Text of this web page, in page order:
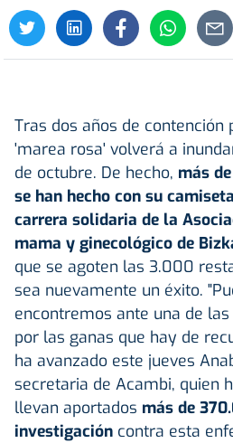
Tras dos años de contención
'marea rosa' volverá a
de octubre. De hecho, más
se han hecho con su camiseta
carrera solidaria de la
mama y ginecológico de
que se agoten las 3.000
sea nuevamente un éxito.
encontremos ante una de
por las ganas que hay de
ha avanzado este jueves
secretaria de Acambi, quien
llevan aportados más de
investigación contra esta